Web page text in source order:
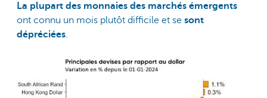
La plupart des monnaies des marchés émergents
ont connu un mois plutôt difficile et se sont
dépréciées.